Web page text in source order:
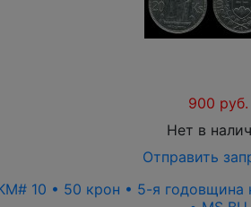
900 руб.
Нет в
Отправить
10 • 50 крон • 5-я